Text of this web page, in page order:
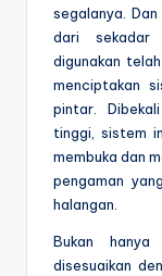
segalanya. Dan
dari sekadar
digunakan
menciptakan
pintar.
tinggi, sistem
membuka dan
pengaman
halangan.
Bukan
disesuaikan